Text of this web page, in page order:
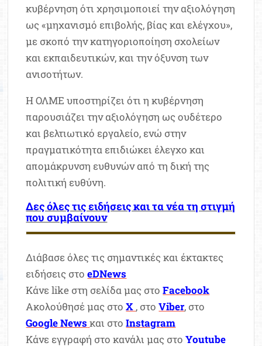
κυβέρνηση ότι χρησιμοποιεί την αξιολόγηση
ως «μηχανισμό επιβολής, βίας και ελέγχου»,
με σκοπό την κατηγοριοποίηση σχολείων
και εκπαιδευτικών, και την όξυνση των
ανισοτήτων.
Η ΟΛΜΕ υποστηρίζει ότι η κυβέρνηση
παρουσιάζει την αξιολόγηση ως ουδέτερο
και βελτιωτικό εργαλείο, ενώ στην
πραγματικότητα επιδιώκει έλεγχο και
απομάκρυνση ευθυνών από τη δική της
πολιτική ευθύνη.
Δες όλες τις ειδήσεις και τα νέα τη στιγμή
που συμβαίνουν
Διάβασε όλες τις σημαντικές και έκτακτες
ειδήσεις στοeDNews
Κάνε like στη σελίδα μας στοFacebook
Ακολούθησέ μας στοX , στοViber, στο
Google News και στοInstagram
Κάνε εγγραφή στο κανάλι μας στοYoutube